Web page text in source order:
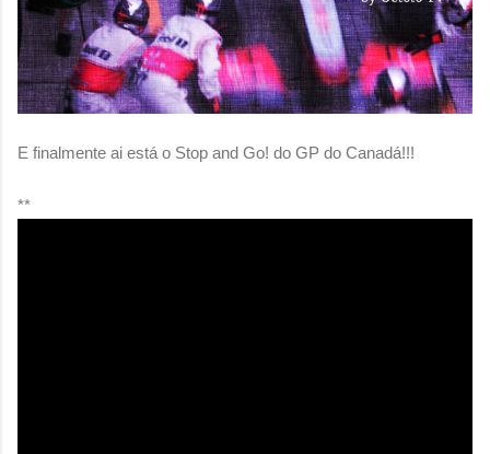
E finalmente ai está o Stop and Go! do GP do Canadá!!!
**